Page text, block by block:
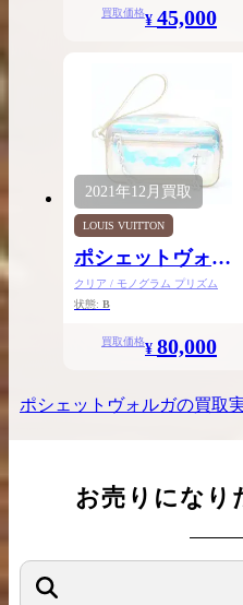
買取価格¥ 45,000
2021年12月 買取
LOUIS VUITTON
ポシェットヴォル
ガ
クリア / モノグラム プリズム
状態: B
買取価格¥ 80,000
ポシェットヴォルガの買取
お売りになり